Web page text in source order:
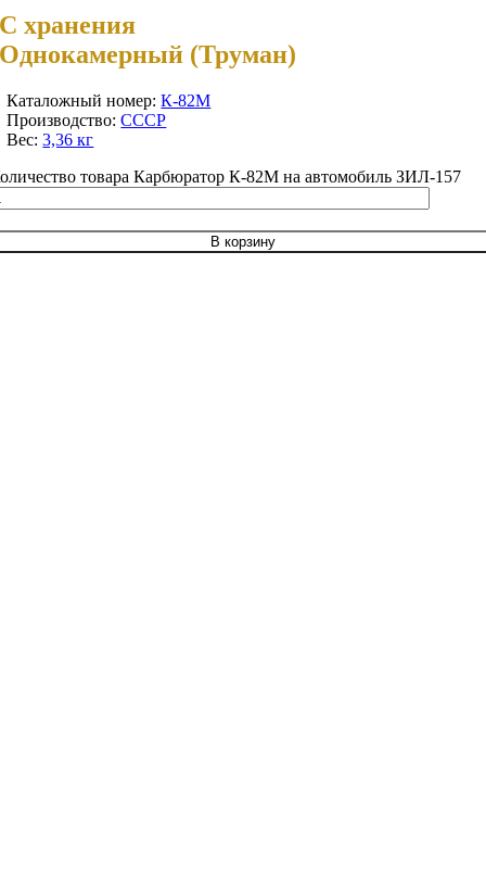
С хранения
Однокамерный (Труман)
Каталожный номер:К-82М
Производство:СССР
Вес:3,36 кг
товара Карбюратор К-82М на автомобиль ЗИЛ-157
В корзину